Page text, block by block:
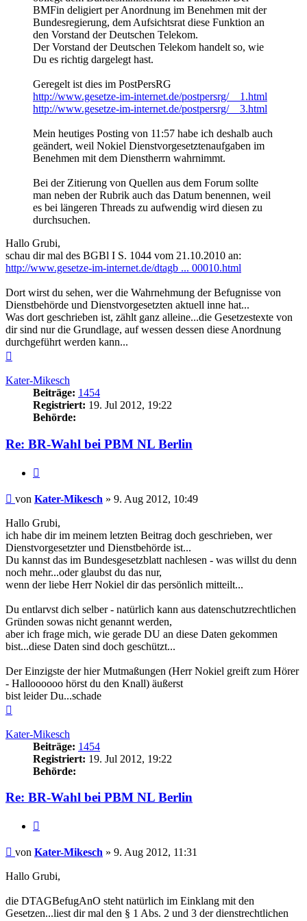
BMFin deligiert per Anordnung im Benehmen mit der
Bundesregierung, dem Aufsichtsrat diese Funktion an
den Vorstand der Deutschen Telekom.
Der Vorstand der Deutschen Telekom handelt so, wie
Du es richtig dargelegt hast.
Geregelt ist dies im PostPersRG
http://www.gesetze-im-internet.de/postpersrg/__1.html
http://www.gesetze-im-internet.de/postpersrg/__3.html
Mein heutiges Posting von 11:57 habe ich deshalb auch
geändert, weil Nokiel Dienstvorgesetztenaufgaben im
Benehmen mit dem Dienstherrn wahrnimmt.
Bei der Zitierung von Quellen aus dem Forum sollte
man neben der Rubrik auch das Datum benennen, weil
es bei längeren Threads zu aufwendig wird diesen zu
durchsuchen.
Hallo Grubi,
schau dir mal des BGBl I S. 1044 vom 21.10.2010 an:
http://www.gesetze-im-internet.de/dtagb ... 00010.html
Dort wirst du sehen, wer die Wahrnehmung der Befugnisse von
Dienstbehörde und Dienstvorgesetzten aktuell inne hat...
Was dort geschrieben ist, zählt ganz alleine...die Gesetzestexte von
dir sind nur die Grundlage, auf wessen dessen diese Anordnung
durchgeführt werden kann...
Kater-Mikesch
Beiträge: 1454
Registriert: 19. Jul 2012, 19:22
Behörde:
Re: BR-Wahl bei PBM NL Berlin
Beitrag
von Kater-Mikesch » 9. Aug 2012, 10:49
Hallo Grubi,
ich habe dir im meinem letzten Beitrag doch geschrieben, wer
Dienstvorgesetzter und Dienstbehörde ist...
Du kannst das im Bundesgesetzblatt nachlesen - was willst du denn
noch mehr...oder glaubst du das nur,
wenn der liebe Herr Nokiel dir das persönlich mitteilt...
Du entlarvst dich selber - natürlich kann aus datenschutzrechtlichen
Gründen sowas nicht genannt werden,
aber ich frage mich, wie gerade DU an diese Daten gekommen
bist...diese Daten sind doch geschützt...
Der Einzigste der hier Mutmaßungen (Herr Nokiel greift zum Hörer
- Halloooooo hörst du den Knall) äußerst
bist leider Du...schade
Kater-Mikesch
Beiträge: 1454
Registriert: 19. Jul 2012, 19:22
Behörde:
Re: BR-Wahl bei PBM NL Berlin
Beitrag
von Kater-Mikesch » 9. Aug 2012, 11:31
Hallo Grubi,
die DTAGBefugAnO steht natürlich im Einklang mit den
Gesetzen...liest dir mal den § 1 Abs. 2 und 3 der dienstrechtlichen